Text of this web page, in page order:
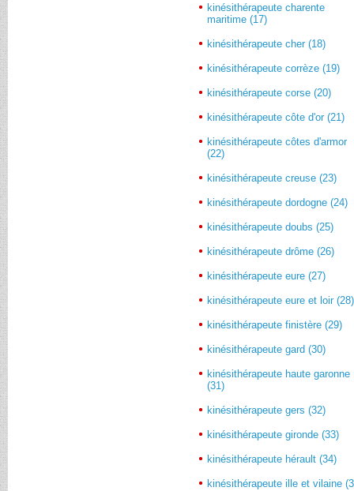
kinésithérapeute charente
maritime (17)
kinésithérapeute cher (18)
kinésithérapeute corrèze (19)
kinésithérapeute corse (20)
kinésithérapeute côte d'or (21)
kinésithérapeute côtes d'armor
(22)
kinésithérapeute creuse (23)
kinésithérapeute dordogne (24)
kinésithérapeute doubs (25)
kinésithérapeute drôme (26)
kinésithérapeute eure (27)
kinésithérapeute eure et loir (28)
kinésithérapeute finistère (29)
kinésithérapeute gard (30)
kinésithérapeute haute garonne
(31)
kinésithérapeute gers (32)
kinésithérapeute gironde (33)
kinésithérapeute hérault (34)
kinésithérapeute ille et vilaine